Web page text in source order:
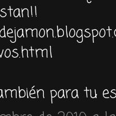
para tu